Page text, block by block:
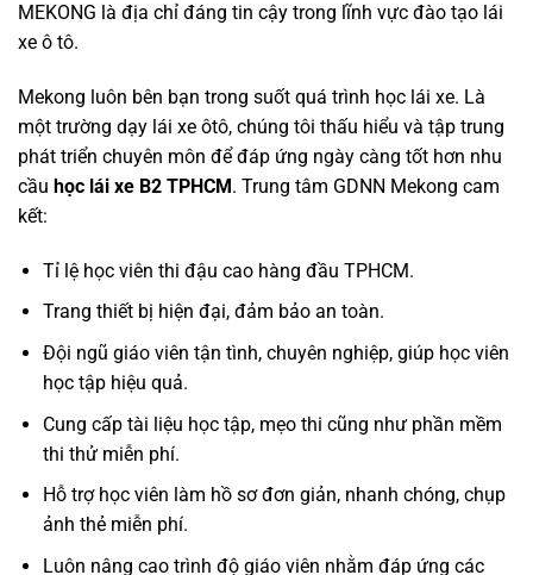
MEKONG là địa chỉ đáng tin cậy trong lĩnh vực đào tạo lái
xe ô tô.
Mekong luôn bên bạn trong suốt quá trình học lái xe. Là
một trường dạy lái xe ôtô, chúng tôi thấu hiểu và tập trung
phát triển chuyên môn để đáp ứng ngày càng tốt hơn nhu
cầu học lái xe B2 TPHCM. Trung tâm GDNN Mekong cam
kết:
Tỉ lệ học viên thi đậu cao hàng đầu TPHCM.
Trang thiết bị hiện đại, đảm bảo an toàn.
Đội ngũ giáo viên tận tình, chuyên nghiệp, giúp học viên
học tập hiệu quả.
Cung cấp tài liệu học tập, mẹo thi cũng như phần mềm
thi thử miễn phí.
Hỗ trợ học viên làm hồ sơ đơn giản, nhanh chóng, chụp
ảnh thẻ miễn phí.
Luôn nâng cao trình độ giáo viên nhằm đáp ứng các